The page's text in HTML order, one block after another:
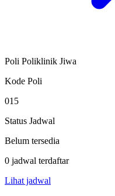
Poli Poliklinik Jiwa
Kode Poli
015
Status Jadwal
Belum tersedia
0 jadwal terdaftar
Lihat jadwal